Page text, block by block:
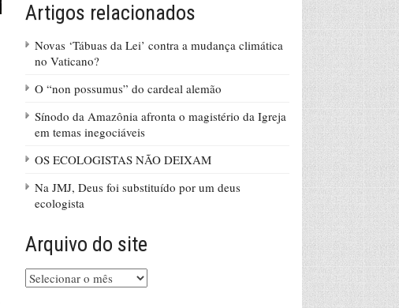
Artigos relacionados
Novas ‘Tábuas da Lei’ contra a mudança climática
no Vaticano?
O “non possumus” do cardeal alemão
Sínodo da Amazônia afronta o magistério da Igreja
em temas inegociáveis
OS ECOLOGISTAS NÃO DEIXAM
Na JMJ, Deus foi substituído por um deus
ecologista
Arquivo do site
Arquivo
do